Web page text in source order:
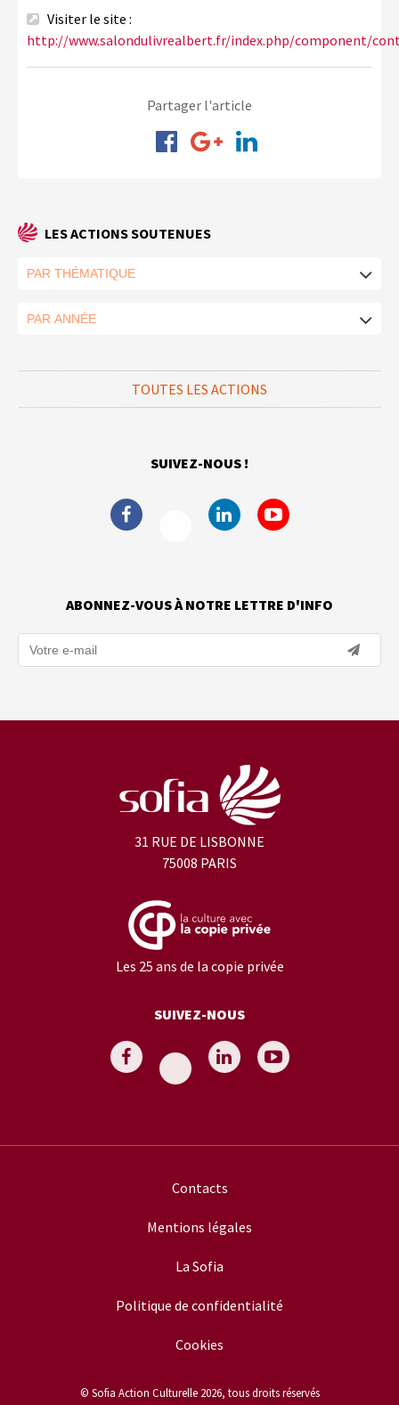
Visiter le site :
http://www.salondulivrealbert.fr/index.php/component/
Partager l'article
LES ACTIONS SOUTENUES
TOUTES LES ACTIONS
SUIVEZ-NOUS !
ABONNEZ-VOUS À NOTRE LETTRE D'INFO
31 RUE DE LISBONNE
75008 PARIS
Les 25 ans de la copie privée
SUIVEZ-NOUS
Contacts
Mentions légales
La Sofia
Politique de confidentialité
Cookies
© Sofia Action Culturelle 2026, tous droits réservés